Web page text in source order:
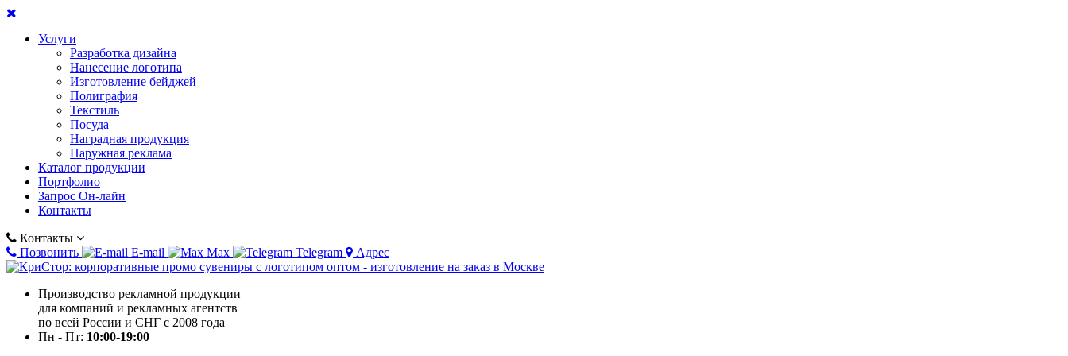
Услуги
Разработка дизайна
Нанесение логотипа
Изготовление бейджей
Полиграфия
Текстиль
Посуда
Наградная продукция
Наружная реклама
Каталог продукции
Портфолио
Запрос Он-лайн
Контакты
Контакты
Позвонить
E-mail Max Telegram Адрес
Производство рекламной продукции
для компаний и рекламных агентств
по всей России и СНГ с 2008 года
Пн - Пт: 10:00-19:00